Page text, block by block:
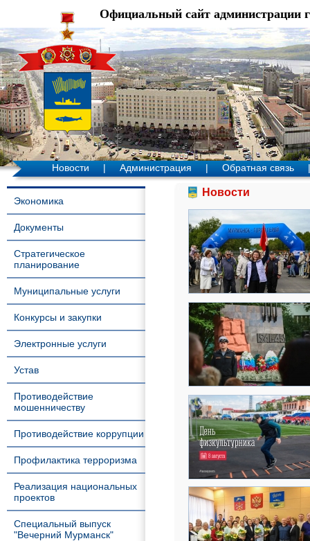
Официальный сайт администрации
Новости | Администрация | Обратная связь |
Экономика
Документы
Стратегическое
планирование
Муниципальные услуги
Конкурсы и закупки
Электронные услуги
Устав
Противодействие
мошенничеству
Противодействие коррупции
Профилактика терроризма
Реализация национальных
проектов
Специальный выпуск
"Вечерний Мурманск"
Новости